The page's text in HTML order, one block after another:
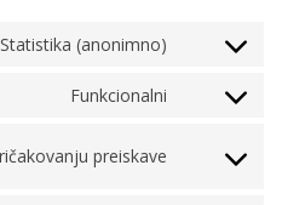
Statistika (anonimno)
Consent
Funkcionalni
Consent
preiskave
Consent